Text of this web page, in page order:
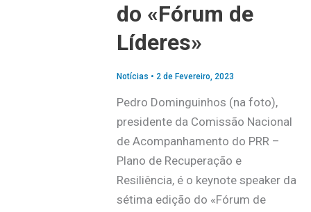
do «Fórum de
Líderes»
Notícias • 2 de Fevereiro, 2023
Pedro Dominguinhos (na foto),
presidente da Comissão Nacional
de Acompanhamento do PRR –
Plano de Recuperação e
Resiliência, é o keynote speaker da
sétima edição do «Fórum de